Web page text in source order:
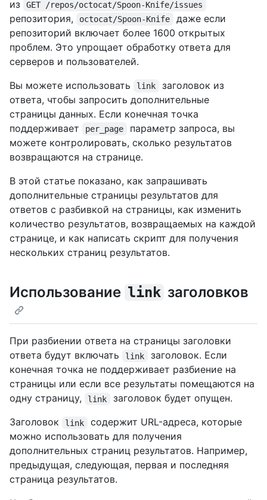
из GET /repos/octocat/Spoon-Knife/issues
репозитория, octocat/Spoon-Knife
даже если
репозиторий включает более 1600 открытых
проблем. Это упрощает обработку ответа для
серверов и пользователей.
Вы можете использовать
link
заголовок из
ответа, чтобы запросить дополнительные
страницы данных. Если конечная точка
поддерживает
per_page
параметр запроса, вы
можете контролировать, сколько результатов
возвращаются на странице.
В этой статье показано, как запрашивать
дополнительные страницы результатов для
ответов с разбивкой на страницы, как изменить
количество результатов, возвращаемых на каждой
странице, и как написать скрипт для получения
нескольких страниц результатов.
Использование link заголовков
При разбиении ответа на страницы заголовки
ответа будут включать
link
заголовок. Если
конечная точка не поддерживает разбиение на
страницы или если все результаты помещаются на
одну страницу,
link
заголовок будет опущен.
Заголовок
link
содержит URL-адреса, которые
можно использовать для получения
дополнительных страниц результатов. Например,
предыдущая, следующая, первая и последняя
страница результатов.